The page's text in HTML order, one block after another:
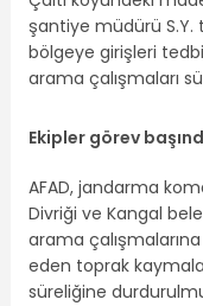
şantiye müdürü S.Y.
bölgeye girişleri
arama çalışmaları
Ekipler görev
AFAD, jandarma
Divriği ve Kangal
arama
eden toprak
süreliğine